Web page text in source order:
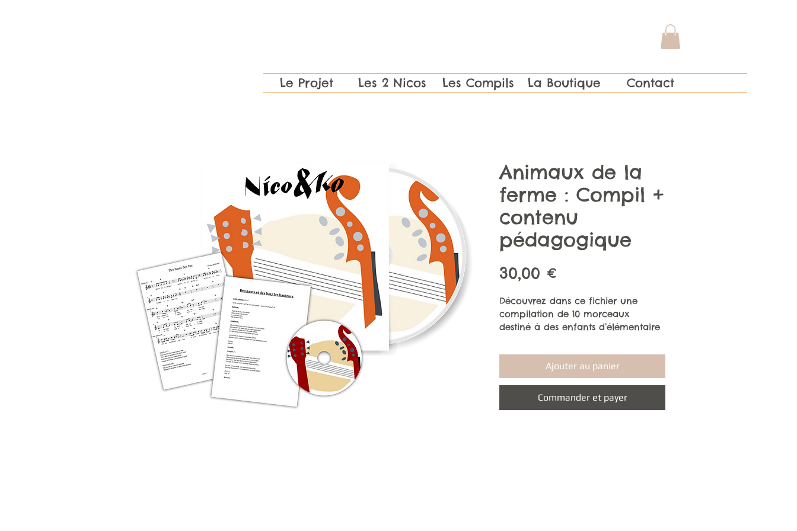
Le Projet Les 2 Nicos Les Compils La Boutique Contact
Animaux de la
ferme : Compil +
contenu
pédagogique
30,00 €
Découvrez dans ce fichier une
compilation de 10 morceaux
destiné à des enfants d’élémentaire
notamment :
Les audios
Les paroles
Les partitions
Les playback
Ajouter au panier
Commander et payer